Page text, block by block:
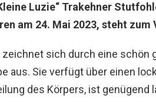
Luzie“ Trakehner
am 24. Mai 2023, steht zum
zeichnet sich durch eine schön
aus. Sie verfügt über einen
des Körpers, ist genügend